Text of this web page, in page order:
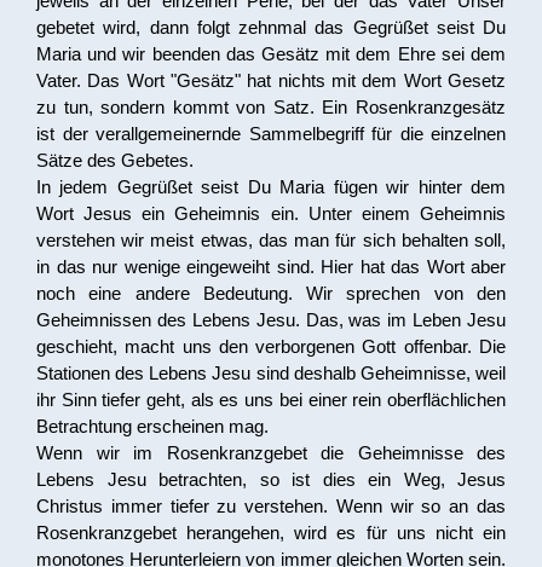
gebetet wird, dann folgt zehnmal das Gegrüßet seist Du
Maria und wir beenden das Gesätz mit dem Ehre sei dem
Vater. Das Wort "Gesätz" hat nichts mit dem Wort Gesetz
zu tun, sondern kommt von Satz. Ein Rosenkranzgesätz
ist der verallgemeinernde Sammelbegriff für die einzelnen
Sätze des Gebetes.
In jedem Gegrüßet seist Du Maria fügen wir hinter dem
Wort Jesus ein Geheimnis ein. Unter einem Geheimnis
verstehen wir meist etwas, das man für sich behalten soll,
in das nur wenige eingeweiht sind. Hier hat das Wort aber
noch eine andere Bedeutung. Wir sprechen von den
Geheimnissen des Lebens Jesu. Das, was im Leben Jesu
geschieht, macht uns den verborgenen Gott offenbar. Die
Stationen des Lebens Jesu sind deshalb Geheimnisse, weil
ihr Sinn tiefer geht, als es uns bei einer rein oberflächlichen
Betrachtung erscheinen mag.
Wenn wir im Rosenkranzgebet die Geheimnisse des
Lebens Jesu betrachten, so ist dies ein Weg, Jesus
Christus immer tiefer zu verstehen. Wenn wir so an das
Rosenkranzgebet herangehen, wird es für uns nicht ein
monotones Herunterleiern von immer gleichen Worten sein.